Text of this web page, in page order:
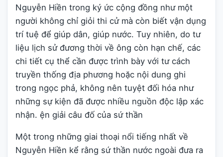
Nguyễn Hiền trong ký ức cộng đồng như một
người không chỉ giỏi thi cử mà còn biết vận dụng
trí tuệ để giúp dân, giúp nước. Tuy nhiên, do tư
liệu lịch sử đương thời về ông còn hạn chế, các
chi tiết cụ thể cần được trình bày với tư cách
truyền thống địa phương hoặc nội dung ghi
trong ngọc phả, không nên tuyệt đối hóa như
những sự kiện đã được nhiều nguồn độc lập xác
nhận. ện giải câu đố của sứ thần
Một trong những giai thoại nổi tiếng nhất về
Nguyễn Hiền kể rằng sứ thần nước ngoài đưa ra